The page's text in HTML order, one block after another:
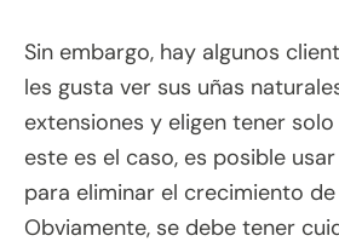
Sin embargo, hay algunos
les gusta ver sus uñas
extensiones y eligen tener solo
este es el caso, es posible
para eliminar el crecimiento de
Obviamente, se debe tener